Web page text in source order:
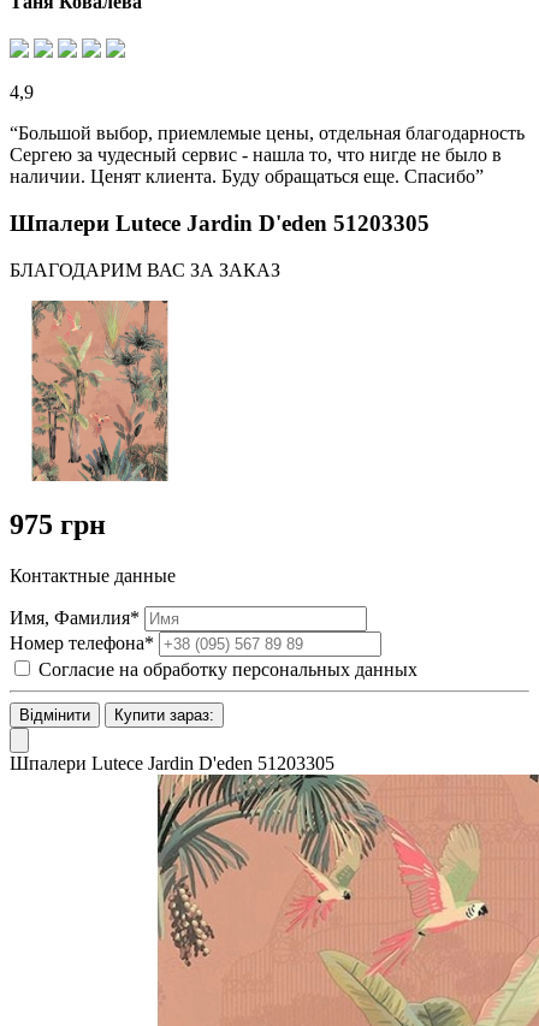
4,9
“Большой выбор, приемлемые цены, отдельная благодарность
Сергею за чудесный сервис - нашла то, что нигде не было в
наличии. Ценят клиента. Буду обращаться еще. Спасибо”
Шпалери Lutece Jardin D'eden 51203305
БЛАГОДАРИМ ВАС ЗА ЗАКАЗ
975 грн
Контактные данные
Имя, Фамилия*
Номер телефона*
Согласие на обработку персональных данных
Відмінити Купити зараз:
Шпалери Lutece Jardin D'eden 51203305